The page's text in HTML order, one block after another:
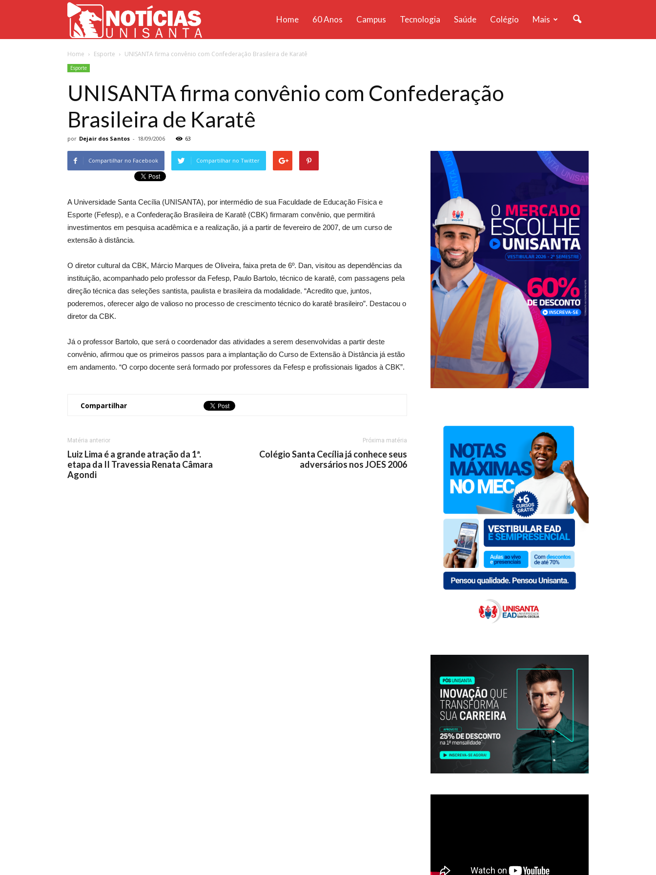
Unisanta
Home 60 Anos Campus Tecnologia Saúde Colégio Mais
Home Esporte UNISANTA firma convênio com Confederação Brasileira de Karatê
Esporte
UNISANTA firma convênio com Confederação
Brasileira de Karatê
por Dejair dos Santos - 18/09/2006 63
Compartilhar no Facebook Compartilhar no Twitter
A Universidade Santa Cecília (UNISANTA), por intermédio de sua Faculdade de Educação Física e
Esporte (Fefesp), e a Confederação Brasileira de Karatê (CBK) firmaram convênio, que permitirá
investimentos em pesquisa acadêmica e a realização, já a partir de fevereiro de 2007, de um curso de
extensão à distância.
O diretor cultural da CBK, Márcio Marques de Oliveira, faixa preta de 6º. Dan, visitou as dependências da
instituição, acompanhado pelo professor da Fefesp, Paulo Bartolo, técnico de karatê, com passagens pela
direção técnica das seleções santista, paulista e brasileira da modalidade. “Acredito que, juntos,
poderemos, oferecer algo de valioso no processo de crescimento técnico do karatê brasileiro”. Destacou o
diretor da CBK.
Já o professor Bartolo, que será o coordenador das atividades a serem desenvolvidas a partir deste
convênio, afirmou que os primeiros passos para a implantação do Curso de Extensão à Distância já estão
em andamento. “O corpo docente será formado por professores da Fefesp e profissionais ligados à CBK”.
Compartilhar
Matéria anterior
Luiz Lima é a grande atração da 1ª.
etapa da II Travessia Renata Câmara
Agondi
Próxima matéria
Colégio Santa Cecília já conhece seus
adversários nos JOES 2006